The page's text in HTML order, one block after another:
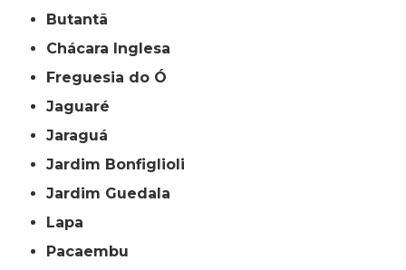
Butantã
Chácara Inglesa
Freguesia do Ó
Jaguaré
Jaraguá
Jardim Bonfiglioli
Jardim Guedala
Lapa
Pacaembu